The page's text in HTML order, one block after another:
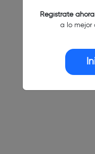
Regístrate ahora
a lo mejor